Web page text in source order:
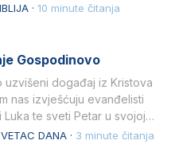
· 10 minute čitanja
Gospodinovo
uzvišeni događaj iz Kristova
nas izvješćuju evanđelisti
Luka te sveti Petar u svojoj
DANA · 3 minute čitanja